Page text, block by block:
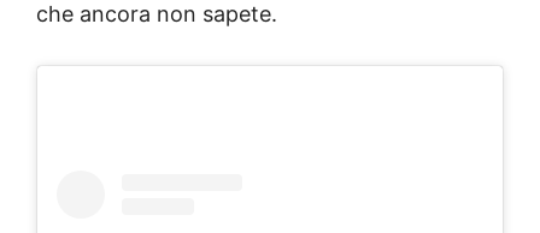
che ancora non sapete.